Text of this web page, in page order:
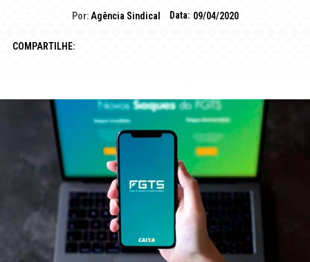
Por: Agência Sindical Data: 09/04/2020
COMPARTILHE: